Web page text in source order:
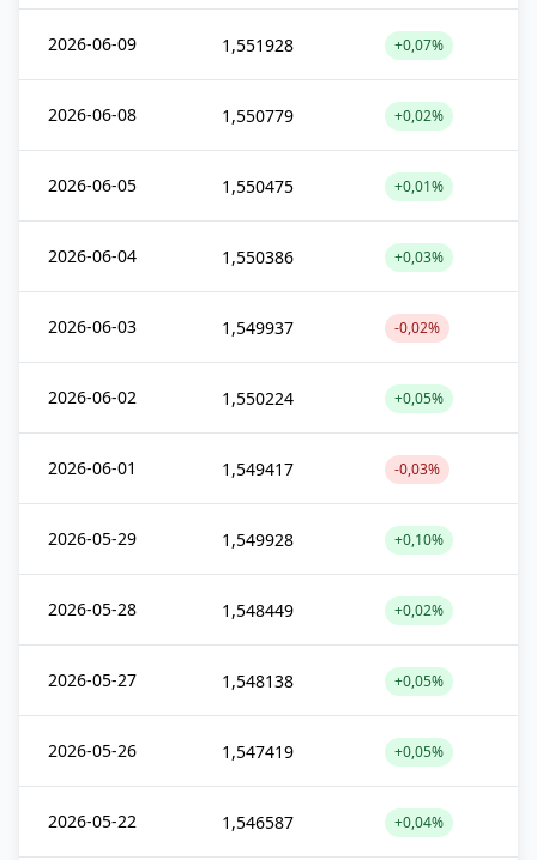
2026-06-09 1,551928 +0,07%
2026-06-08 1,550779 +0,02%
2026-06-05 1,550475 +0,01%
2026-06-04 1,550386 +0,03%
2026-06-03 1,549937 -0,02%
2026-06-02 1,550224 +0,05%
2026-06-01 1,549417 -0,03%
2026-05-29 1,549928 +0,10%
2026-05-28 1,548449 +0,02%
2026-05-27 1,548138 +0,05%
2026-05-26 1,547419 +0,05%
2026-05-22 1,546587 +0,04%